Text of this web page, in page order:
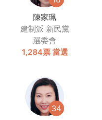
陳家珮
建制派 新民黨
選委會
1,284票 當選
34